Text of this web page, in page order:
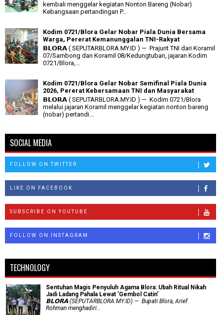
kembali menggelar kegiatan Nonton Bareng (Nobar)
Kebangsaan pertandingan P...
Kodim 0721/Blora Gelar Nobar Piala Dunia Bersama
Warga, Pererat Kemanunggalan TNI-Rakyat
𝗕𝗟𝗢𝗥𝗔 ( SEPUTARBLORA.MY.ID ) — Prajurit TNI dari Koramil
07/Sambong dan Koramil 08/Kedungtuban, jajaran Kodim
0721/Blora,...
Kodim 0721/Blora Gelar Nobar Semifinal Piala Dunia
2026, Pererat Kebersamaan TNI dan Masyarakat
𝗕𝗟𝗢𝗥𝗔 ( SEPUTARBLORA.MY.ID ) — Kodim 0721/Blora
melalui jajaran Koramil menggelar kegiatan nonton bareng
(nobar) pertandi...
SOCIAL MEDIA
FOLLOW ON TWITTER
LIKE ON FACEBOOK
SUBSCRIBE ON YOUTUBE
FOLLOW ON INSTAGRAM
TECHNOLOGY
Sentuhan Magis Penyuluh Agama Blora: Ubah Ritual Nikah
Jadi Ladang Pahala Lewat 'Gembol Catin'
𝗕𝗟𝗢𝗥𝗔 (SEPUTARBLORA.MY.ID) — Bupati Blora, Arief
Rohman menghadiri...